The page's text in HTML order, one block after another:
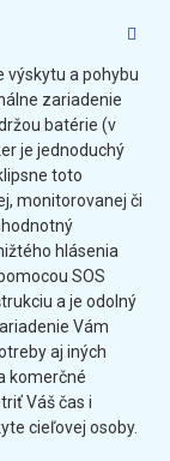
výskytu a pohybu
zariadenie
batérie (v
je jednoduchý
toto
monitorovanej či
hlásenia
SOS
a je odolný
Vám
aj iných
komerčné
Váš čas i
cieľovej osoby.